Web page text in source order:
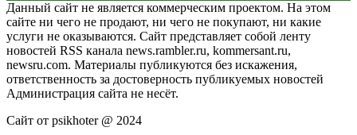
Данный сайт не является коммерческим проектом. На этом
сайте ни чего не продают, ни чего не покупают, ни какие
услуги не оказываются. Сайт представляет собой ленту
новостей RSS канала news.rambler.ru, kommersant.ru,
newsru.com. Материалы публикуются без искажения,
ответственность за достоверность публикуемых новостей
Администрация сайта не несёт.
Сайт от psikhoter @ 2024